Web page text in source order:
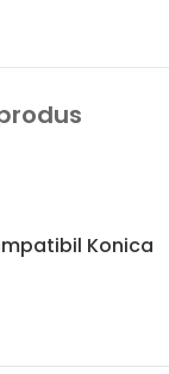
Konica